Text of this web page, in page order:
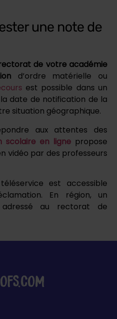
une note de
de votre académie
d’ordre matérielle ou
est possible dans un
date de notification de la
situation géographique.
aux attentes des
scolaire en ligne propose
vidéo par des professeurs
est accessible
En région, un
au rectorat de